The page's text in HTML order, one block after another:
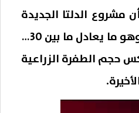
مشروع الدلتا الجديدة
يضيف نحو 2.2 مليون فدان إلى الرقعة الزراعية في مصر، وهو ما يعادل ما بين 30%
حجم الطفرة الزراعية